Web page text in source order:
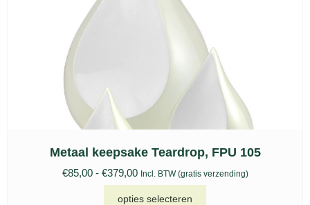
Metaal keepsake Teardrop, FPU 105
€85,00 - €379,00 Incl. BTW (gratis verzending)
opties selecteren